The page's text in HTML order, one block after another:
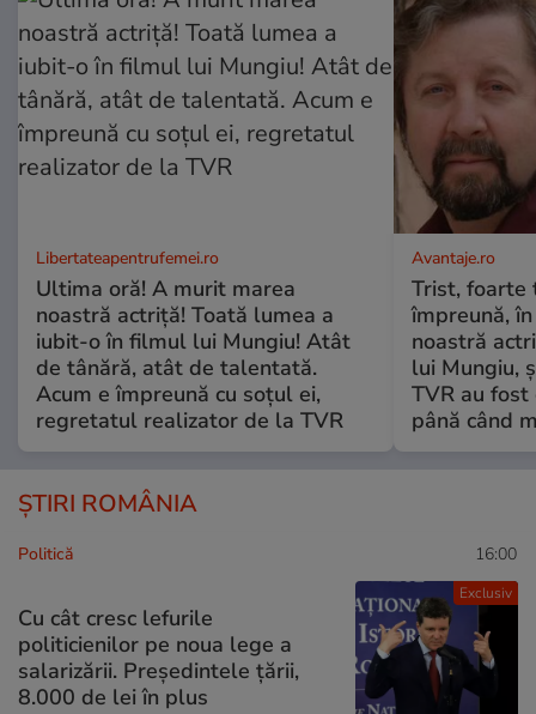
Libertateapentrufemei.ro
Ultima oră! A murit marea
noastră actriță! Toată lumea a
iubit-o în filmul lui Mungiu! Atât
de tânără, atât de talentată.
Acum e împreună cu soțul ei,
regretatul realizator de la TVR
Avantaje.ro
Trist, foarte
împreună,
noastră
lui Mungiu,
TVR au
până când
ȘTIRI ROMÂNIA
Exclusiv
Politică 16:00
Cu cât cresc lefurile
politicienilor pe noua lege a
salarizării. Președintele țării,
8.000 de lei în plus